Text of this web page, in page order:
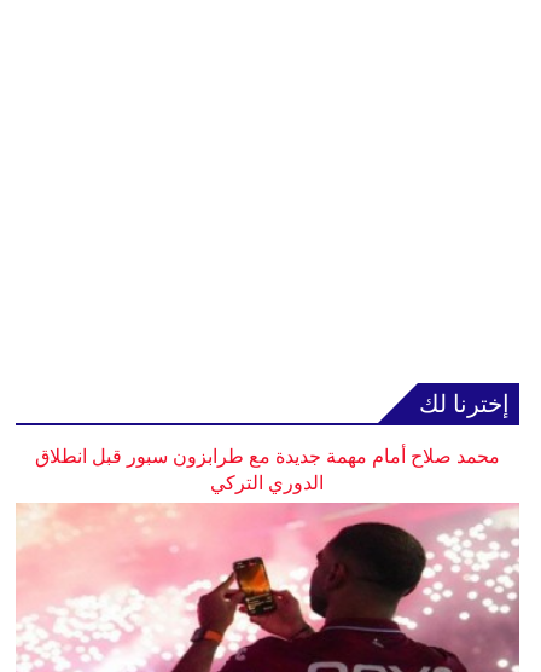
إخترنا لك
محمد صلاح أمام مهمة جديدة مع طرابزون سبور قبل انطلاق
الدوري التركي